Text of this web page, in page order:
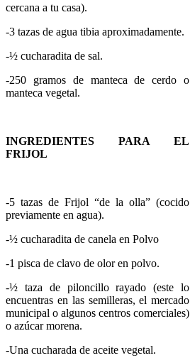
cercana a tu casa).
-3 tazas de agua tibia aproximadamente.
-½ cucharadita de sal.
-250 gramos de manteca de cerdo o
manteca vegetal.
INGREDIENTES PARA EL
FRIJOL
-5 tazas de Frijol “de la olla” (cocido
previamente en agua).
-½ cucharadita de canela en Polvo
-1 pisca de clavo de olor en polvo.
-½ taza de piloncillo rayado (este lo
encuentras en las semilleras, el mercado
municipal o algunos centros comerciales)
o azúcar morena.
-Una cucharada de aceite vegetal.